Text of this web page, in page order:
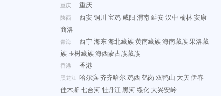
重庆 重庆
陕西 西安铜川 宝鸡 咸阳 渭南延安汉中 榆林安康
商洛
青海 西宁海东海北藏族黄南藏族海南藏族果洛藏
族 玉树藏族海西蒙古族藏族
香港 香港
黑龙江 哈尔滨齐齐哈尔鸡西鹤岗 双鸭山 大庆伊春
佳木斯七台河牡丹江黑河绥化 大兴安岭